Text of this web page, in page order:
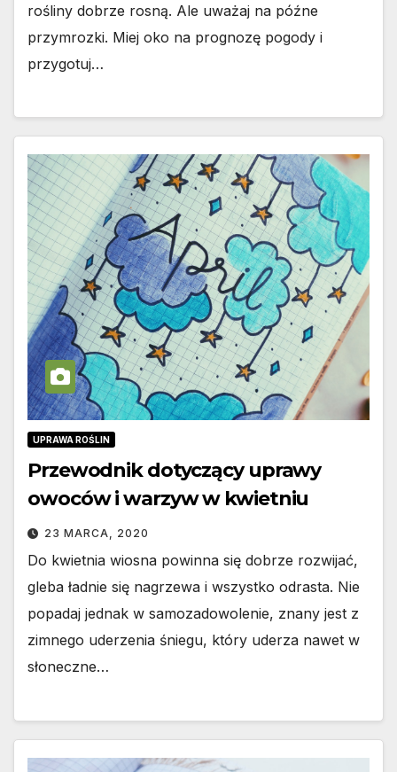
rośliny dobrze rosną. Ale uważaj na późne
przymrozki. Miej oko na prognozę pogody i
przygotuj…
UPRAWA ROŚLIN
Przewodnik dotyczący uprawy
owoców i warzyw w kwietniu
23 MARCA, 2020
Do kwietnia wiosna powinna się dobrze rozwijać,
gleba ładnie się nagrzewa i wszystko odrasta. Nie
popadaj jednak w samozadowolenie, znany jest z
zimnego uderzenia śniegu, który uderza nawet w
słoneczne…